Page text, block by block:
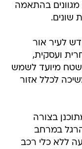
בהתאמה
שונים.
לעיר אור
ועסקית,
השטח מיועד לשמש
לכלל אזור
בצורה
הרגל במרחב
ללא כלי רכב